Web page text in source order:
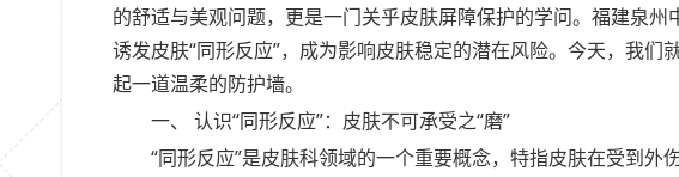
的舒适与美观问题，更是一门关乎皮肤屏障保护的学问。福建泉
诱发皮肤“同形反应”，成为影响皮肤稳定的潜在风险。今天，我
起一道温柔的防护墙。
一、 认识“同形反应”：皮肤不可承受之“磨”
“同形反应”是皮肤科领域的一个重要概念，特指皮肤在受到外